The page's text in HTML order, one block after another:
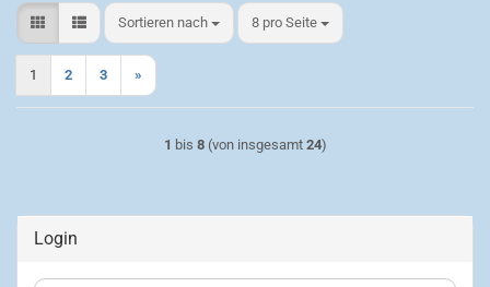
Sortieren nach
Sortieren nach 8 pro Seite
pro Seite
1 2 3 »
1 bis 8(von insgesamt 24)
Login